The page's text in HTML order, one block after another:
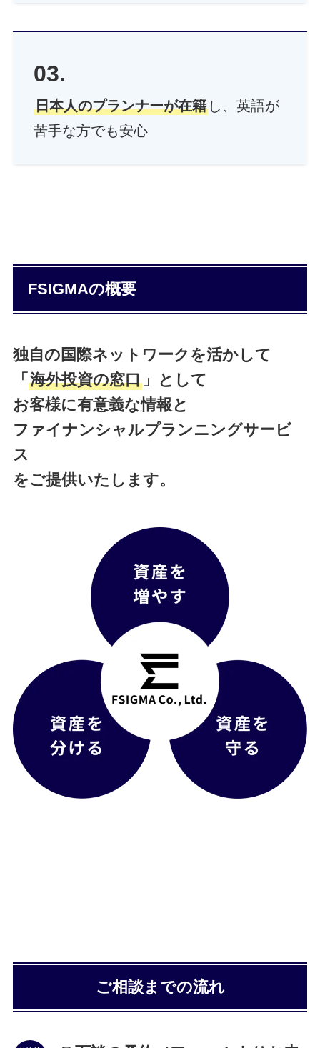
03.
日本人のプランナーが在籍 し、英語が
苦手な方でも安心
FSIGMAの概要
独自の国際ネットワークを活かして
「 海外投資の窓口」として
お客様に有意義な情報と
ファイナンシャルプランニングサービ
ス
をご提供いたします。
ご相談までの流れ